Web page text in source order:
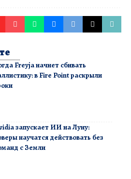
Freyja начнет сбивать
в Fire Point раскрыли
запускает ИИ на Луну:
научатся действовать без
с Земли